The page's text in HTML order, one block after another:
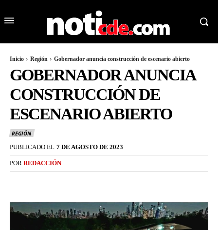
Inicio Región Gobernador anuncia construcción de escenario abierto
GOBERNADOR ANUNCIA
CONSTRUCCIÓN DE
ESCENARIO ABIERTO
REGIÓN
PUBLICADO EL 7 DE AGOSTO DE 2023
POR REDACCIÓN